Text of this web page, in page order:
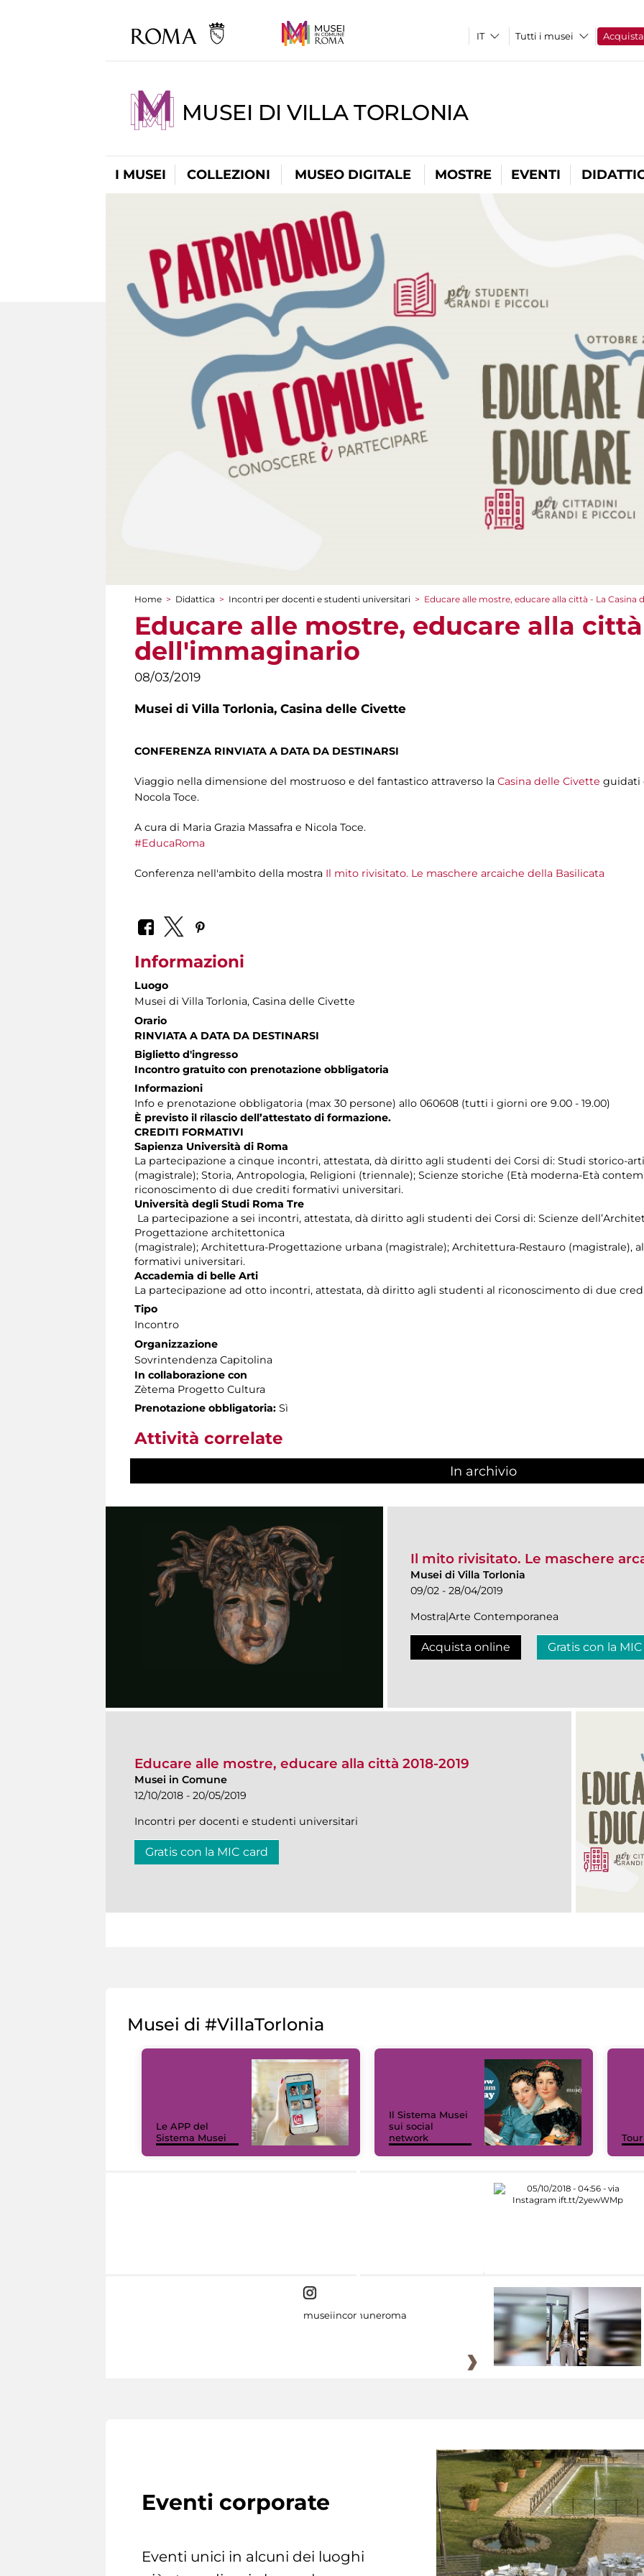
Tutti i musei Acquista
MUSEI DI VILLA TORLONIA
I MUSEI COLLEZIONI MUSEO DIGITALE MOSTRE EVENTI
Tu sei qui
Home > Didattica > Incontri per docenti e studenti universitari > Educare alle mostre, educare alla città - La Casina
Educare alle mostre, educare alla
dell'immaginario
08/03/2019
Musei di Villa Torlonia, Casina delle Civette
CONFERENZA RINVIATA A DATA DA DESTINARSI
Viaggio nella dimensione del mostruoso e del fantastico attraverso la Casina delle Civette guidati
Nocola Toce.
A cura di Maria Grazia Massafra e Nicola Toce.
#EducaRoma
Conferenza nell'ambito della mostra Il mito rivisitato. Le maschere arcaiche della Basilicata
Informazioni
Luogo
Musei di Villa Torlonia, Casina delle Civette
Orario
RINVIATA A DATA DA DESTINARSI
Biglietto d'ingresso
Incontro gratuito con prenotazione obbligatoria
Informazioni
Info e prenotazione obbligatoria (max 30 persone) allo 060608 (tutti i giorni ore 9.00 - 19.00)
È previsto il rilascio dell’attestato di formazione.
CREDITI FORMATIVI
Sapienza Università di Roma
La partecipazione a cinque incontri, attestata, dà diritto agli studenti dei Corsi di: Studi storico-
(magistrale); Storia, Antropologia, Religioni (triennale); Scienze storiche (Età moderna-Età
riconoscimento di due crediti formativi universitari.
Università degli Studi Roma Tre
La partecipazione a sei incontri, attestata, dà diritto agli studenti dei Corsi di: Scienze
Progettazione architettonica
(magistrale); Architettura-Progettazione urbana (magistrale); Architettura-Restauro (magistrale),
formativi universitari.
Accademia di belle Arti
La partecipazione ad otto incontri, attestata, dà diritto agli studenti al riconoscimento di due
Tipo
Incontro
Organizzazione
Sovrintendenza Capitolina
In collaborazione con
Zètema Progetto Cultura
Prenotazione obbligatoria: Sì
Attività correlate
In archivio
Il mito rivisitato. Le maschere
Musei di Villa Torlonia
09/02 - 28/04/2019
Mostra|Arte Contemporanea
Acquista online Gratis con la
Educare alle mostre, educare alla città 2018-2019
Musei in Comune
12/10/2018 - 20/05/2019
Incontri per docenti e studenti universitari
Gratis con la MIC card
Musei di #VillaTorlonia
Le APP del
Sistema Musei
Il Sistema Musei
sui social
network
museiincomuneroma
Eventi corporate
Eventi unici in alcuni dei luoghi